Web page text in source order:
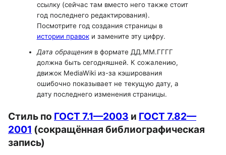
ссылку (сейчас там вместо него также стоит
год последнего редактирования).
Посмотрите год создания страницы в
истории правоки замените эту цифру.
Дата обращенияв формате ДД.ММ.ГГГГ
должна быть сегодняшней. К сожалению,
движок MediaWiki из-за кэширования
ошибочно показывает не текущую дату, а
дату последнего изменения страницы.
Стиль по ГОСТ 7.1—2003 и ГОСТ 7.82—
2001 (сокращённая библиографическая
запись)